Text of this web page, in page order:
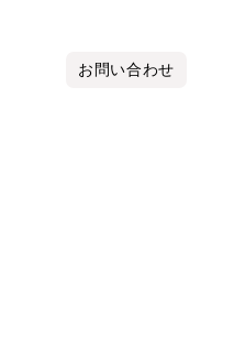
お問い合わせ